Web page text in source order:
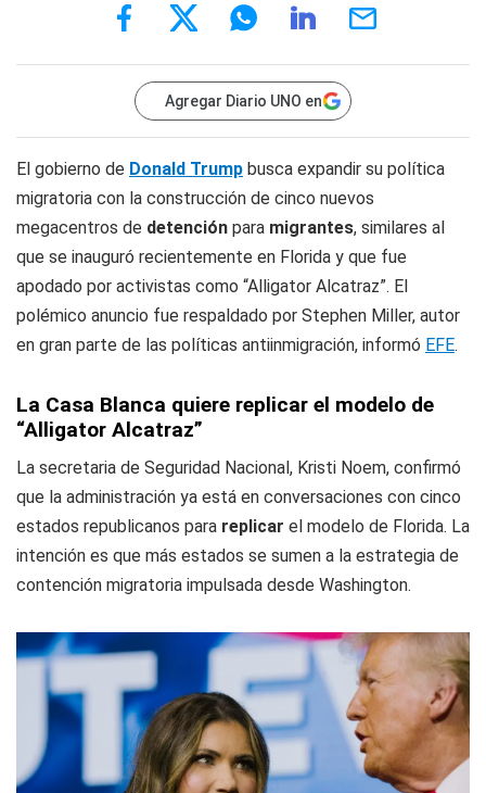
Agregar Diario UNO en
El gobierno de Donald Trump busca expandir su política
migratoria con la construcción de cinco nuevos
megacentros de detención para migrantes, similares al
que se inauguró recientemente en Florida y que fue
apodado por activistas como “Alligator Alcatraz”. El
polémico anuncio fue respaldado por Stephen Miller, autor
en gran parte de las políticas antiinmigración, informó EFE.
La Casa Blanca quiere replicar el modelo de
“Alligator Alcatraz”
La secretaria de Seguridad Nacional, Kristi Noem, confirmó
que la administración ya está en conversaciones con cinco
estados republicanos para replicar el modelo de Florida. La
intención es que más estados se sumen a la estrategia de
contención migratoria impulsada desde Washington.